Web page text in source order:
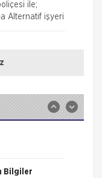
ile;
tesisat, bina
gibi
altına alıyor.
Bilgiler